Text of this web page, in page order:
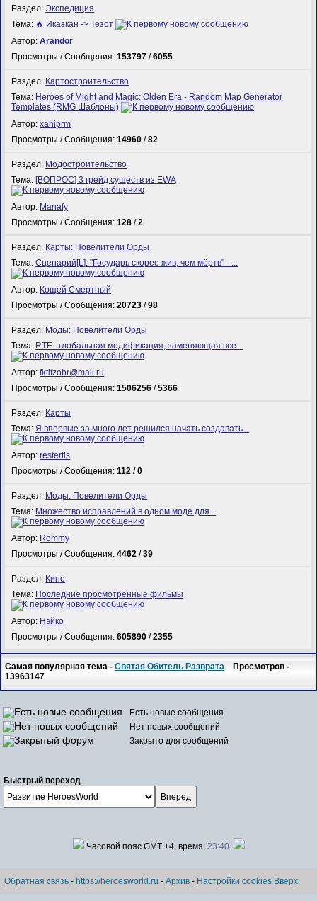
Раздел:Экспедиция
Тема: 🔥 Иказкан -> Тезот
Автор:Arandor
Просмотры / Сообщения:153797 /6055
Раздел: Картостроительство
Тема: Heroes of Might and Magic: Olden Era - Random Map Generator
Templates (RMG Шаблоны)
Автор:xaniprm
Просмотры / Сообщения:14960 /82
Раздел: Модостроительство
Тема: [ВОПРОС] 3 грейд существ из EWA
Автор: Manafy
Просмотры / Сообщения:128 /2
Раздел: Карты: Повелители Орды
Тема:Сценарий[L]: "Государь скорее жив, чем мёртв" –...
Автор: Кощей Смертный
Просмотры / Сообщения:20723 /98
Раздел: Моды: Повелители Орды
Тема: RTF - глобальная модификация, заменяющая все...
Автор:fktifzobr@mail.ru
Просмотры / Сообщения:1506256 /5366
Раздел: Карты
Тема:Я впервые за много лет решился начать создавать...
Автор:restertis
Просмотры / Сообщения:112 /0
Раздел: Моды: Повелители Орды
Тема: Множество исправлений в одном моде для...
Автор: Rommy
Просмотры / Сообщения:4462 /39
Раздел: Кино
Тема: Последние просмотренные фильмы
Автор: Нэйко
Просмотры / Сообщения:605890 /2355
Самая популярная тема -Святая Обитель Разврата Просмотров -
13963147
Есть новые сообщения
Нет новых сообщений
Закрыто для сообщений
Быстрый переход
Часовой пояс GMT +4, время: 23:40.
Обратная связь - https://heroesworld.ru - Архив - Настройки cookies Вверх